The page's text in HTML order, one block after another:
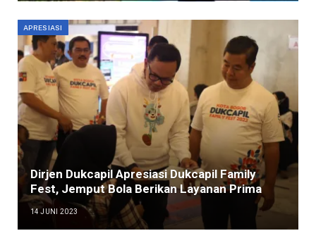
APRESIASI
Dirjen Dukcapil Apresiasi Dukcapil Family
Fest, Jemput Bola Berikan Layanan Prima
14 JUNI 2023